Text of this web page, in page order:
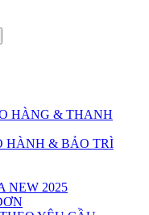
HÀNG & THANH
HÀNH & BẢO TRÌ
NEW 2025